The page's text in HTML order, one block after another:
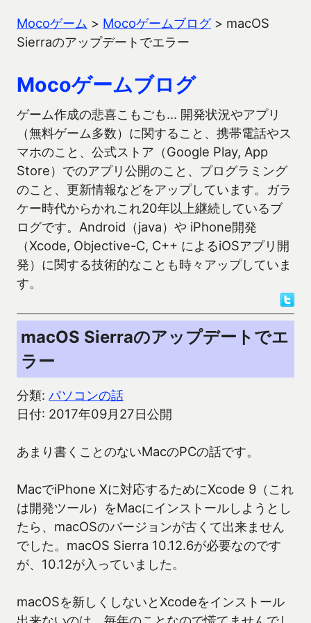
Mocoゲーム > Mocoゲームブログ> macOS
Sierraのアップデートでエラー
Mocoゲームブログ
ゲーム作成の悲喜こもごも… 開発状況やアプリ
（無料ゲーム多数）に関すること、携帯電話やス
マホのこと、公式ストア（Google Play, App
Store）でのアプリ公開のこと、プログラミング
のこと、更新情報などをアップしています。ガラ
ケー時代からかれこれ20年以上継続しているブ
ログです。Android（java）や iPhone開発
（Xcode, Objective-C, C++ によるiOSアプリ開
発）に関する技術的なことも時々アップしていま
す。
macOS Sierraのアップデートでエ
ラー
分類: パソコンの話
日付: 2017年09月27日公開
あまり書くことのないMacのPCの話です。
MacでiPhone Xに対応するためにXcode 9（これ
は開発ツール）をMacにインストールしようとし
たら、macOSのバージョンが古くて出来ません
でした。macOS Sierra 10.12.6が必要なのです
が、10.12が入っていました。
macOSを新しくしないとXcodeをインストール